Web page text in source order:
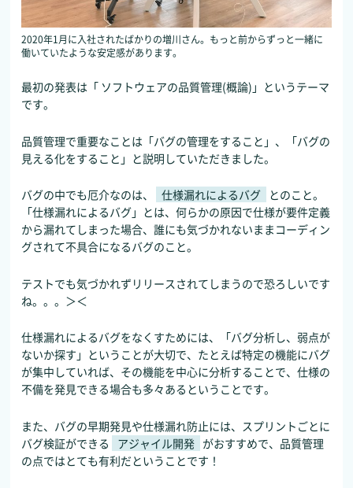
2020年1月に入社されたばかりの増川さん。もっと前からずっと一緒に
働いていたような安定感があります。
最初の発表は「 ソフトウェアの品質管理(概論)」というテーマ
です。
品質管理で重要なことは「バグの管理をすること」、「バグの
見える化をすること」と説明していただきました。
バグの中でも厄介なのは、 仕様漏れによるバグ
とのこと。
「仕様漏れによるバグ」とは、何らかの原因で仕様が要件定義
から漏れてしまった場合、誰にも気づかれないままコーディン
グされて不具合になるバグのこと。
テストでも気づかれずリリースされてしまうので恐ろしいです
ね。。。＞＜
仕様漏れによるバグをなくすためには、「バグ分析し、弱点が
ないか探す」ということが大切で、たとえば特定の機能にバグ
が集中していれば、その機能を中心に分析することで、仕様の
不備を発見できる場合も多々あるということです。
また、バグの早期発見や仕様漏れ防止には、スプリントごとに
バグ検証ができる
アジャイル開発 がおすすめで、品質管理
の点ではとても有利だということです！